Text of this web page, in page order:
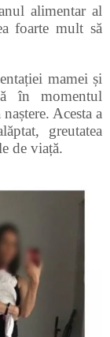
alimentar al
foarte mult să
mamei și
în momentul
Acesta a
greutatea
de viață.